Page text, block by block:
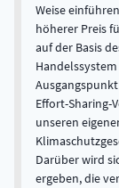
Weise
höherer Preis
auf der Basis
Effort-Sharing-
unseren
Darüber wird
ergeben, die